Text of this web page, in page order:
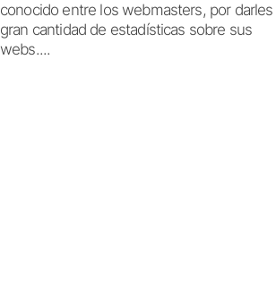
conocido entre los webmasters, por darles
gran cantidad de estadísticas sobre sus
webs....